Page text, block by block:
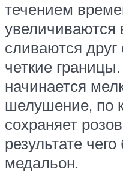
течением
увеличиваются
сливаются
четкие
начинается
шелушение, по
сохраняет
результате
медальон.